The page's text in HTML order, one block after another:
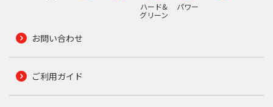
ハード&
グリーン
パワー
お問い合わせ
ご利用ガイド